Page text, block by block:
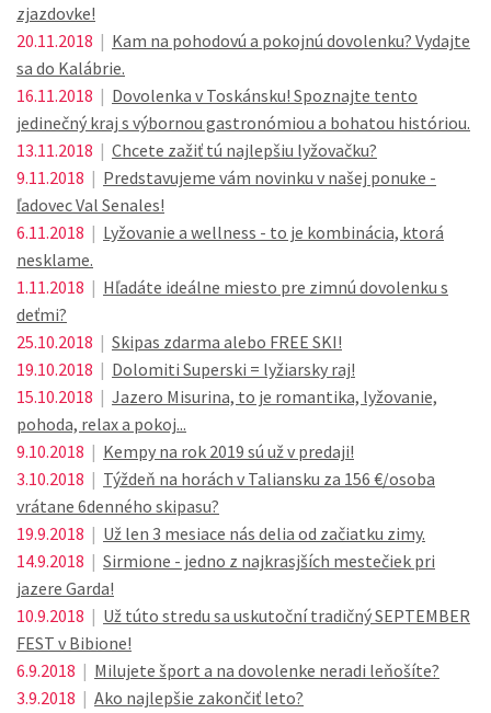
zjazdovke!
20.11.2018 | Kam na pohodovú a pokojnú dovolenku? Vydajte
sa do Kalábrie.
16.11.2018 | Dovolenka v Toskánsku! Spoznajte tento
jedinečný kraj s výbornou gastronómiou a bohatou históriou.
13.11.2018 | Chcete zažiť tú najlepšiu lyžovačku?
9.11.2018 | Predstavujeme vám novinku v našej ponuke -
ľadovec Val Senales!
6.11.2018 | Lyžovanie a wellness - to je kombinácia, ktorá
nesklame.
1.11.2018 | Hľadáte ideálne miesto pre zimnú dovolenku s
deťmi?
25.10.2018 | Skipas zdarma alebo FREE SKI!
19.10.2018 | Dolomiti Superski = lyžiarsky raj!
15.10.2018 | Jazero Misurina, to je romantika, lyžovanie,
pohoda, relax a pokoj...
9.10.2018 | Kempy na rok 2019 sú už v predaji!
3.10.2018 | Týždeň na horách v Taliansku za 156 €/osoba
vrátane 6denného skipasu?
19.9.2018 | Už len 3 mesiace nás delia od začiatku zimy.
14.9.2018 | Sirmione - jedno z najkrasjších mestečiek pri
jazere Garda!
10.9.2018 | Už túto stredu sa uskutoční tradičný SEPTEMBER
FEST v Bibione!
6.9.2018 | Milujete šport a na dovolenke neradi leňošíte?
3.9.2018 | Ako najlepšie zakončiť leto?